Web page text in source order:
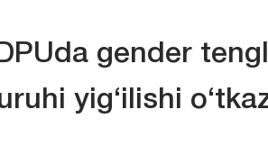
gender
yig‘ilishi